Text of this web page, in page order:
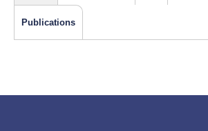
Publications